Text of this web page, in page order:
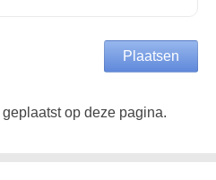
op deze pagina.